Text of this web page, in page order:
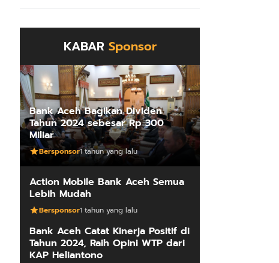
KABAR Sponsor
Bank Aceh Bagikan Dividen
Tahun 2024 sebesar Rp 300
Miliar
Bersponsor1 tahun yang lalu
Action Mobile Bank Aceh Semua
Lebih Mudah
Bersponsor1 tahun yang lalu
Bank Aceh Catat Kinerja Positif di
Tahun 2024, Raih Opini WTP dari
KAP Heliantono